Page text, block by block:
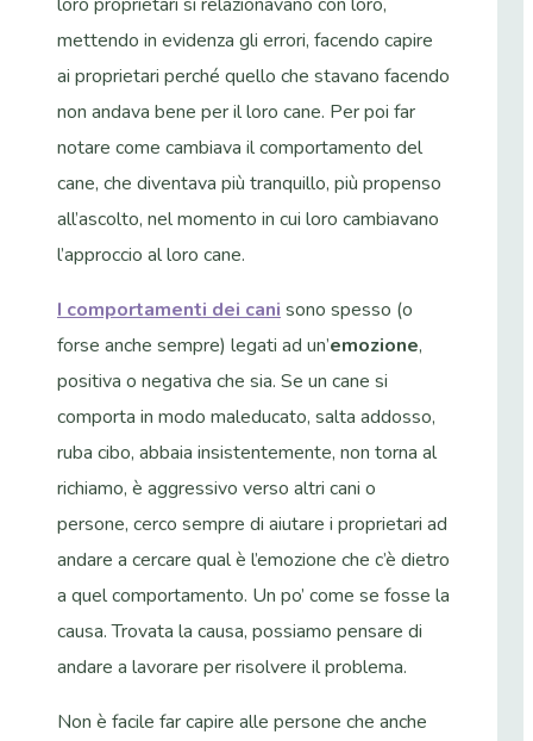
mettendo in evidenza gli errori, facendo capire
ai proprietari perché quello che stavano facendo
non andava bene per il loro cane. Per poi far
notare come cambiava il comportamento del
cane, che diventava più tranquillo, più propenso
all’ascolto, nel momento in cui loro cambiavano
l’approccio al loro cane.
I comportamenti dei cani sono spesso (o
forse anche sempre) legati ad un’emozione,
positiva o negativa che sia. Se un cane si
comporta in modo maleducato, salta addosso,
ruba cibo, abbaia insistentemente, non torna al
richiamo, è aggressivo verso altri cani o
persone, cerco sempre di aiutare i proprietari ad
andare a cercare qual è l’emozione che c’è dietro
a quel comportamento. Un po’ come se fosse la
causa. Trovata la causa, possiamo pensare di
andare a lavorare per risolvere il problema.
Non è facile far capire alle persone che anche